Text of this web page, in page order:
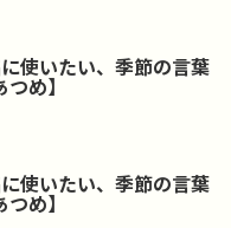
使いたい、季節の言葉
め】
使いたい、季節の言葉
め】